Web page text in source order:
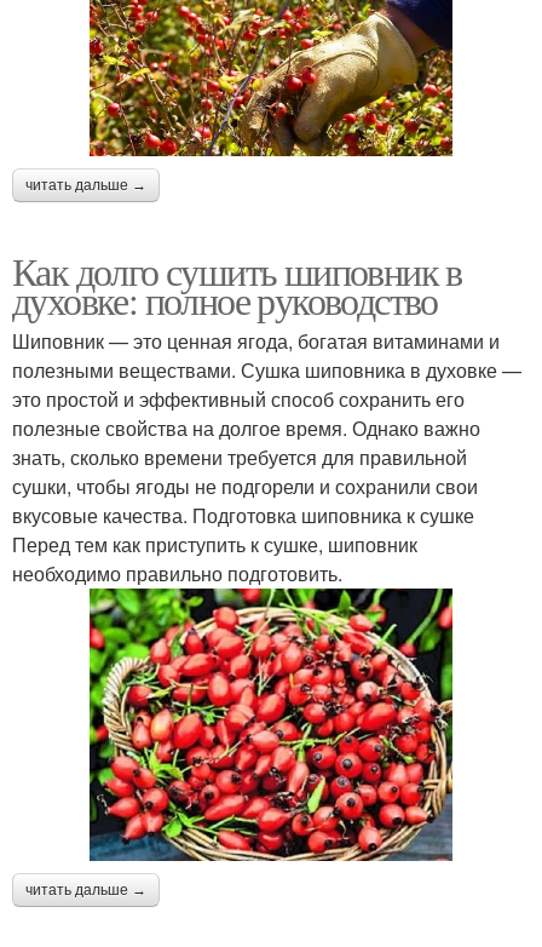
читать дальше →
Как долго сушить шиповник в
духовке: полное руководство
Шиповник — это ценная ягода, богатая витаминами и
полезными веществами. Сушка шиповника в духовке —
это простой и эффективный способ сохранить его
полезные свойства на долгое время. Однако важно
знать, сколько времени требуется для правильной
сушки, чтобы ягоды не подгорели и сохранили свои
вкусовые качества. Подготовка шиповника к сушке
Перед тем как приступить к сушке, шиповник
необходимо правильно подготовить.
читать дальше →